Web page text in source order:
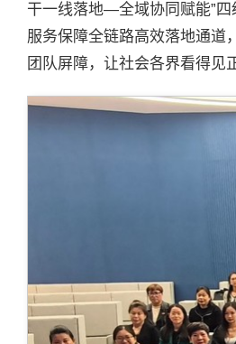
干一线落地—全域协同赋能”
服务保障全链路高效落地通道
团队屏障，让社会各界看得见